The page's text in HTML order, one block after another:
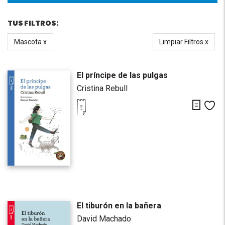
TUS FILTROS:
Mascota x Limpiar Filtros x
El príncipe de las pulgas
Cristina Rebull
El tiburón en la bañera
David Machado